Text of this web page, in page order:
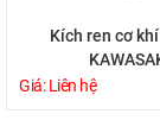
Kích ren cơ
Giá: Liên hệ